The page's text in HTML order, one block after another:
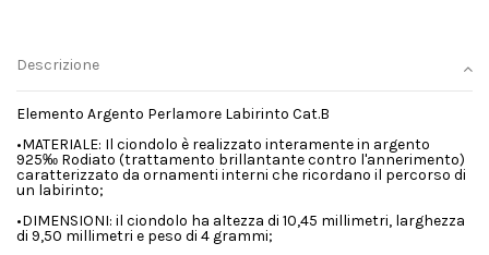
Descrizione
Elemento Argento Perlamore Labirinto Cat.B
•MATERIALE: Il ciondolo è realizzato interamente in argento
925‰ Rodiato (trattamento brillantante contro l'annerimento)
caratterizzato da ornamenti interni che ricordano il percorso di
un labirinto;
•DIMENSIONI: il ciondolo ha altezza di 10,45 millimetri, larghezza
di 9,50 millimetri e peso di 4 grammi;